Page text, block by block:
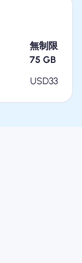
無制限
75 GB
USD33